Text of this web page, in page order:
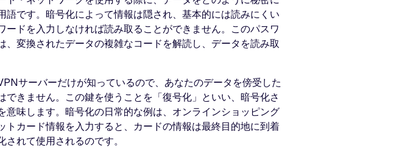
語です。暗号化によって情報は隠され、基本的には読みにくい
ードを入力しなければ読み取ることができません。このパスワ
、変換されたデータの複雑なコードを解読し、データを読み取
サーバーだけが知っているので、あなたのデータを傍受した
できません。この鍵を使うことを「復号化」といい、暗号化さ
意味します。暗号化の日常的な例は、オンラインショッピング
トカード情報を入力すると、カードの情報は最終目的地に到着
れて使用されるのです。